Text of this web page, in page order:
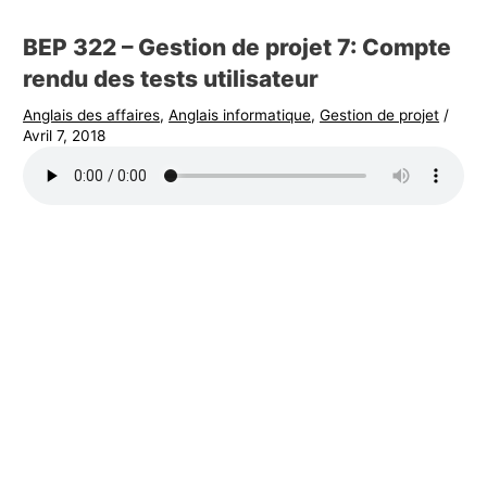
BEP 322 – Gestion de projet 7: Compte
rendu des tests utilisateur
Anglais des affaires,Anglais informatique,Gestion de projet /
Avril 7, 2018
i
s
d